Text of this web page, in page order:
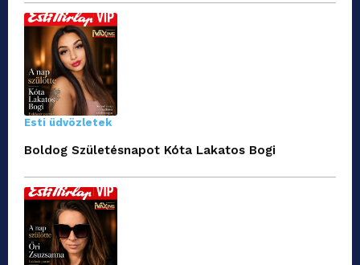
Esti üdvözletek
Boldog Születésnapot Kóta Lakatos Bogi